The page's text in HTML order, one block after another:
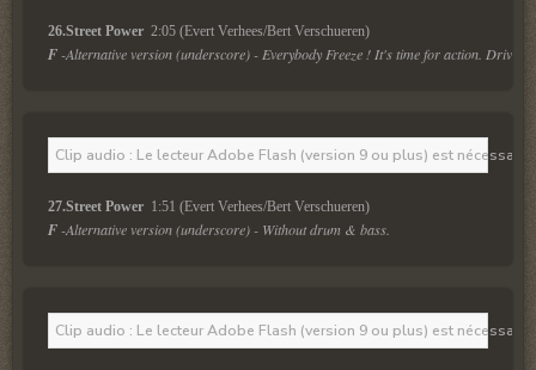
26.Street Power 2:05 (Evert Verhees/Bert Verschueren)
F -Alternative version (underscore) - Everybody Freeze ! It's time for action.
Clip audio : Le lecteur Adobe Flash (version 9 ou plus) est
27.Street Power 1:51 (Evert Verhees/Bert Verschueren)
F -Alternative version (underscore) - Without drum & bass.
Clip audio : Le lecteur Adobe Flash (version 9 ou plus) est